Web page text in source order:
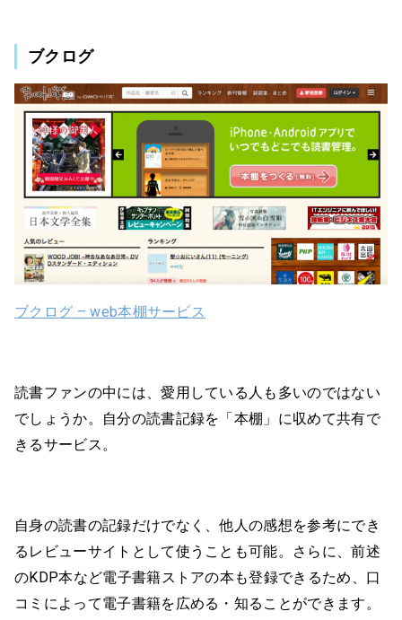
ブクログ
ブクログ – web本棚サービス
読書ファンの中には、愛用している人も多いのではない
でしょうか。自分の読書記録を「本棚」に収めて共有で
きるサービス。
自身の読書の記録だけでなく、他人の感想を参考にでき
るレビューサイトとして使うことも可能。さらに、前述
のKDP本など電子書籍ストアの本も登録できるため、口
コミによって電子書籍を広める・知ることができます。